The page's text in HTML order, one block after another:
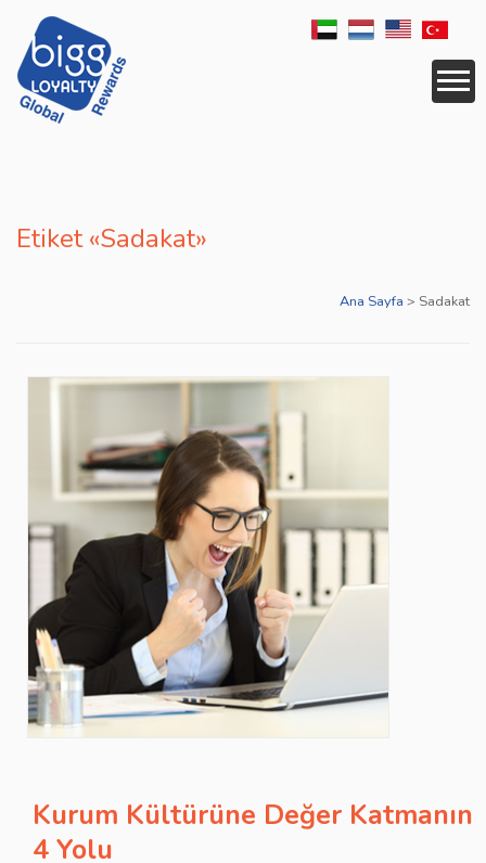
İŞ ORTAĞI
ÖDÜLLENDİRME
HABERLER
ÜLKELER
İLETİŞİM
Etiket «Sadakat»
Ana Sayfa > Sadakat
Kurum Kültürüne Değer Katmanın
4 Yolu